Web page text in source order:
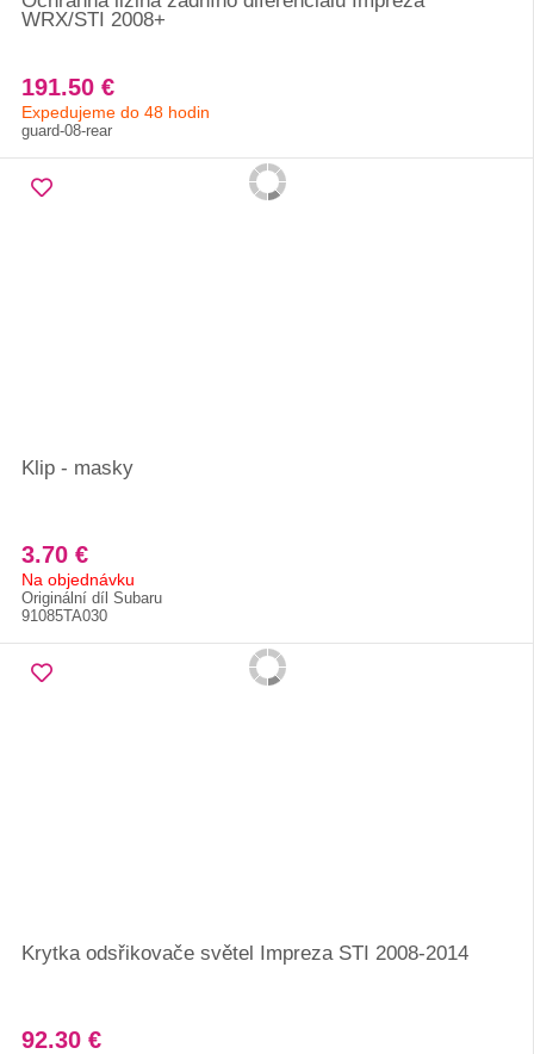
WRX/STI 2008+
191.50 €
Expedujeme do 48 hodin
guard-08-rear
Klip - masky
3.70 €
Na objednávku
Originální díl Subaru
91085TA030
Krytka odsřikovače světel Impreza STI 2008-2014
92.30 €